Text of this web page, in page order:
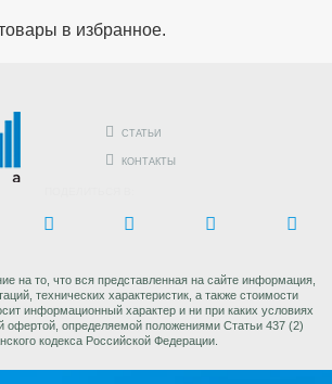
в избранное.
СТАТЬИ
КОНТАКТЫ
на то, что вся представленная на сайте информация,
технических характеристик, а также стоимости
информационный характер и ни при каких условиях
офертой, определяемой положениями Статьи 437 (2)
кодекса Российской Федерации.